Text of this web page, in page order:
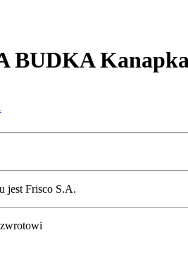
BUDKA
jest Frisco S.A.